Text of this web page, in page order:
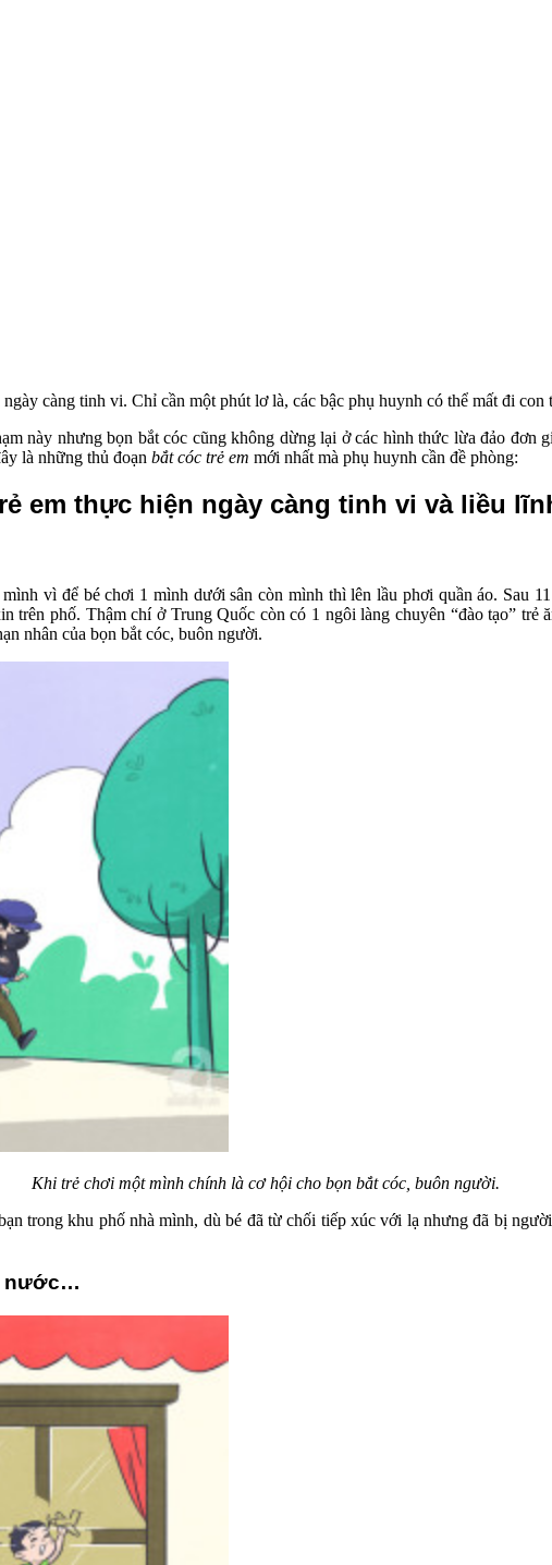
càng tinh vi. Chỉ cần một phút lơ là, các bậc phụ huynh có thể mất đi con
này nhưng bọn bắt cóc cũng không dừng lại ở các hình thức lừa đảo
là những thủ đoạn bắt cóc trẻ em mới nhất mà phụ huynh cần đề phòng:
em thực hiện ngày càng tinh vi và liều
vì để bé chơi 1 mình dưới sân còn mình thì lên lầu phơi quần áo. Sau
trên phố. Thậm chí ở Trung Quốc còn có 1 ngôi làng chuyên “đào tạo” trẻ
nhân của bọn bắt cóc, buôn người.
Khi trẻ chơi một mình chính là cơ hội cho bọn bắt cóc, buôn người.
trong khu phố nhà mình, dù bé đã từ chối tiếp xúc với lạ nhưng đã bị
nước…